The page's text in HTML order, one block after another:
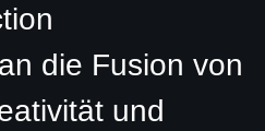
die Fusion von
und